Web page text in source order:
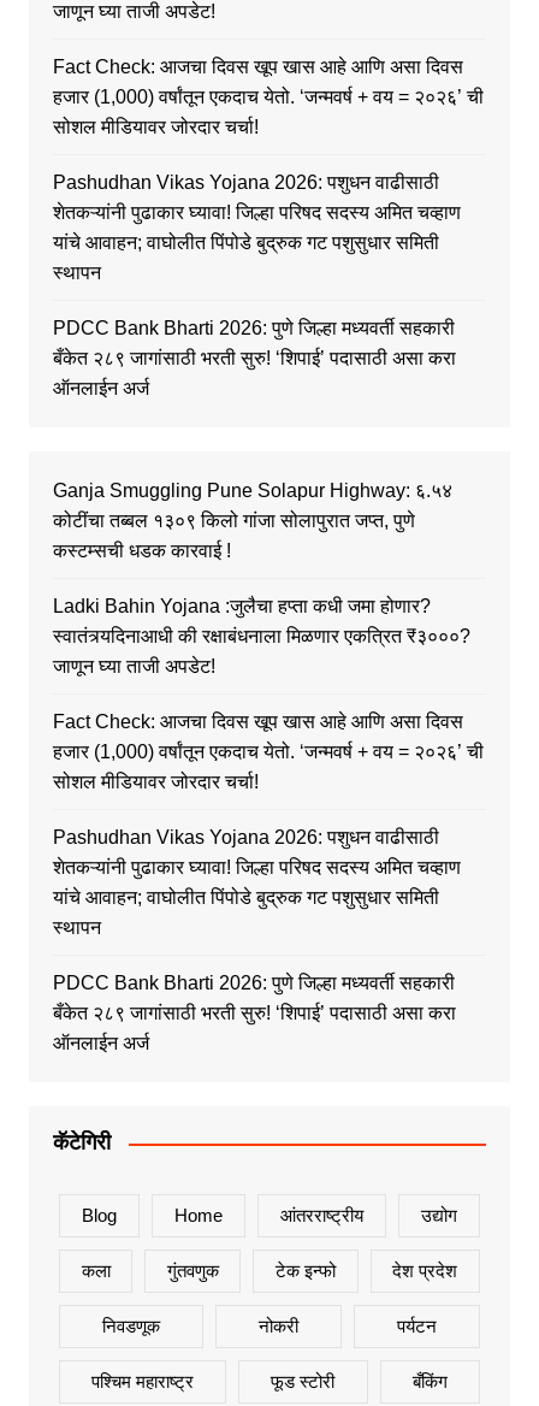
जाणून घ्या ताजी अपडेट!
Fact Check: आजचा दिवस खूप खास आहे आणि असा दिवस
हजार (1,000) वर्षांतून एकदाच येतो. ‘जन्मवर्ष + वय = २०२६’ ची
सोशल मीडियावर जोरदार चर्चा!
Pashudhan Vikas Yojana 2026: पशुधन वाढीसाठी
शेतकऱ्यांनी पुढाकार घ्यावा! जिल्हा परिषद सदस्य अमित चव्हाण
यांचे आवाहन; वाघोलीत पिंपोडे बुद्रुक गट पशुसुधार समिती
स्थापन
PDCC Bank Bharti 2026: पुणे जिल्हा मध्यवर्ती सहकारी
बँकेत २८९ जागांसाठी भरती सुरु! ‘शिपाई’ पदासाठी असा करा
ऑनलाईन अर्ज
Ganja Smuggling Pune Solapur Highway: ६.५४
कोटींचा तब्बल १३०९ किलो गांजा सोलापुरात जप्त, पुणे
कस्टम्सची धडक कारवाई !
Ladki Bahin Yojana :जुलैचा हप्ता कधी जमा होणार?
स्वातंत्र्यदिनाआधी की रक्षाबंधनाला मिळणार एकत्रित ₹३०००?
जाणून घ्या ताजी अपडेट!
Fact Check: आजचा दिवस खूप खास आहे आणि असा दिवस
हजार (1,000) वर्षांतून एकदाच येतो. ‘जन्मवर्ष + वय = २०२६’ ची
सोशल मीडियावर जोरदार चर्चा!
Pashudhan Vikas Yojana 2026: पशुधन वाढीसाठी
शेतकऱ्यांनी पुढाकार घ्यावा! जिल्हा परिषद सदस्य अमित चव्हाण
यांचे आवाहन; वाघोलीत पिंपोडे बुद्रुक गट पशुसुधार समिती
स्थापन
PDCC Bank Bharti 2026: पुणे जिल्हा मध्यवर्ती सहकारी
बँकेत २८९ जागांसाठी भरती सुरु! ‘शिपाई’ पदासाठी असा करा
ऑनलाईन अर्ज
कॅटेगिरी
Blog Home आंतरराष्ट्रीय उद्योग
कला गुंतवणुक टेक इन्फो देश प्रदेश
निवडणूक नोकरी पर्यटन
पश्चिम महाराष्ट्र फूड स्टोरी बँकिंग